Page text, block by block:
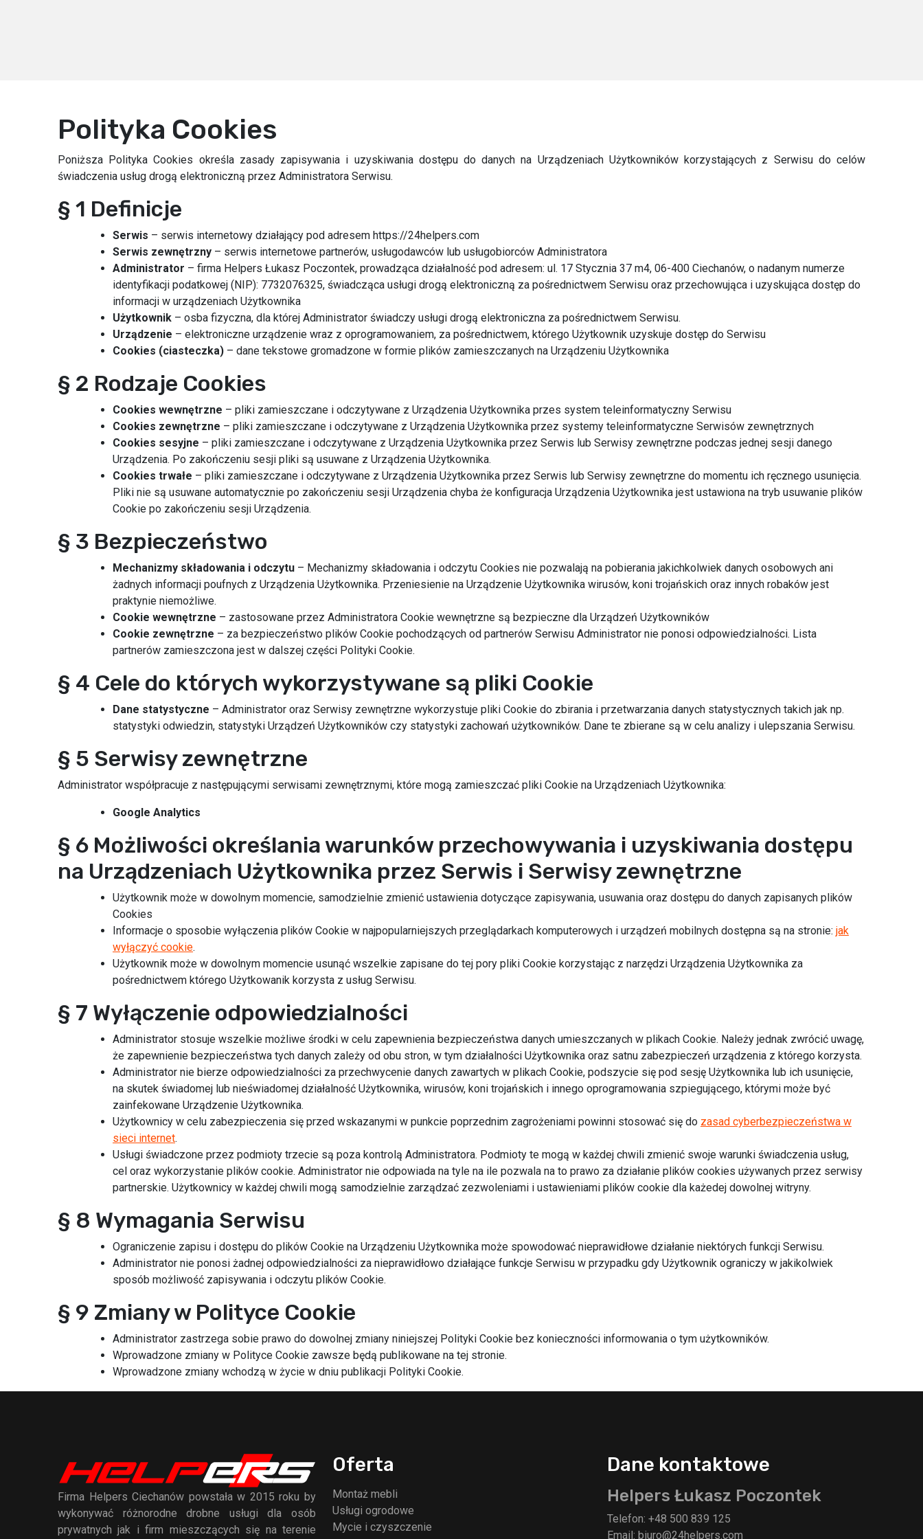
Polityka Cookies
Poniższa Polityka Cookies określa zasady zapisywania i uzyskiwania dostępu do danych na Urządzeniach Użytkowników korzystających z Serwisu do celów
świadczenia usług drogą elektroniczną przez Administratora Serwisu.
§ 1 Definicje
Serwis – serwis internetowy działający pod adresem https://24helpers.com
Serwis zewnętrzny – serwis internetowe partnerów, usługodawców lub usługobiorców Administratora
Administrator – firma Helpers Łukasz Poczontek, prowadząca działalność pod adresem: ul. 17 Stycznia 37 m4, 06-400 Ciechanów, o nadanym numerze
identyfikacji podatkowej (NIP): 7732076325, świadcząca usługi drogą elektroniczną za pośrednictwem Serwisu oraz przechowująca i uzyskująca dostęp do
informacji w urządzeniach Użytkownika
Użytkownik – osba fizyczna, dla której Administrator świadczy usługi drogą elektroniczna za pośrednictwem Serwisu.
Urządzenie – elektroniczne urządzenie wraz z oprogramowaniem, za pośrednictwem, którego Użytkownik uzyskuje dostęp do Serwisu
Cookies (ciasteczka) – dane tekstowe gromadzone w formie plików zamieszczanych na Urządzeniu Użytkownika
§ 2 Rodzaje Cookies
Cookies wewnętrzne – pliki zamieszczane i odczytywane z Urządzenia Użytkownika przes system teleinformatyczny Serwisu
Cookies zewnętrzne – pliki zamieszczane i odczytywane z Urządzenia Użytkownika przez systemy teleinformatyczne Serwisów zewnętrznych
Cookies sesyjne – pliki zamieszczane i odczytywane z Urządzenia Użytkownika przez Serwis lub Serwisy zewnętrzne podczas jednej sesji danego
Urządzenia. Po zakończeniu sesji pliki są usuwane z Urządzenia Użytkownika.
Cookies trwałe – pliki zamieszczane i odczytywane z Urządzenia Użytkownika przez Serwis lub Serwisy zewnętrzne do momentu ich ręcznego usunięcia.
Pliki nie są usuwane automatycznie po zakończeniu sesji Urządzenia chyba że konfiguracja Urządzenia Użytkownika jest ustawiona na tryb usuwanie plików
Cookie po zakończeniu sesji Urządzenia.
§ 3 Bezpieczeństwo
Mechanizmy składowania i odczytu – Mechanizmy składowania i odczytu Cookies nie pozwalają na pobierania jakichkolwiek danych osobowych ani
żadnych informacji poufnych z Urządzenia Użytkownika. Przeniesienie na Urządzenie Użytkownika wirusów, koni trojańskich oraz innych robaków jest
praktynie niemożliwe.
Cookie wewnętrzne – zastosowane przez Administratora Cookie wewnętrzne są bezpieczne dla Urządzeń Użytkowników
Cookie zewnętrzne – za bezpieczeństwo plików Cookie pochodzących od partnerów Serwisu Administrator nie ponosi odpowiedzialności. Lista
partnerów zamieszczona jest w dalszej części Polityki Cookie.
§ 4 Cele do których wykorzystywane są pliki Cookie
Dane statystyczne – Administrator oraz Serwisy zewnętrzne wykorzystuje pliki Cookie do zbirania i przetwarzania danych statystycznych takich jak np.
statystyki odwiedzin, statystyki Urządzeń Użytkowników czy statystyki zachowań użytkowników. Dane te zbierane są w celu analizy i ulepszania Serwisu.
§ 5 Serwisy zewnętrzne
Administrator współpracuje z następującymi serwisami zewnętrznymi, które mogą zamieszczać pliki Cookie na Urządzeniach Użytkownika:
Google Analytics
§ 6 Możliwości określania warunków przechowywania i uzyskiwania dostępu
na Urządzeniach Użytkownika przez Serwis i Serwisy zewnętrzne
Użytkownik może w dowolnym momencie, samodzielnie zmienić ustawienia dotyczące zapisywania, usuwania oraz dostępu do danych zapisanych plików
Cookies
Informacje o sposobie wyłączenia plików Cookie w najpopularniejszych przeglądarkach komputerowych i urządzeń mobilnych dostępna są na stronie: jak
wyłączyć cookie.
Użytkownik może w dowolnym momencie usunąć wszelkie zapisane do tej pory pliki Cookie korzystając z narzędzi Urządzenia Użytkownika za
pośrednictwem którego Użytkowanik korzysta z usług Serwisu.
§ 7 Wyłączenie odpowiedzialności
Administrator stosuje wszelkie możliwe środki w celu zapewnienia bezpieczeństwa danych umieszczanych w plikach Cookie. Należy jednak zwrócić uwagę,
że zapewnienie bezpieczeństwa tych danych zależy od obu stron, w tym działalności Użytkownika oraz satnu zabezpieczeń urządzenia z którego korzysta.
Administrator nie bierze odpowiedzialności za przechwycenie danych zawartych w plikach Cookie, podszycie się pod sesję Użytkownika lub ich usunięcie,
na skutek świadomej lub nieświadomej działalność Użytkownika, wirusów, koni trojańskich i innego oprogramowania szpiegującego, którymi może być
zainfekowane Urządzenie Użytkownika.
Użytkownicy w celu zabezpieczenia się przed wskazanymi w punkcie poprzednim zagrożeniami powinni stosować się do zasad cyberbezpieczeństwa w
sieci internet.
Usługi świadczone przez podmioty trzecie są poza kontrolą Administratora. Podmioty te mogą w każdej chwili zmienić swoje warunki świadczenia usług,
cel oraz wykorzystanie plików cookie. Administrator nie odpowiada na tyle na ile pozwala na to prawo za działanie plików cookies używanych przez serwisy
partnerskie. Użytkownicy w każdej chwili mogą samodzielnie zarządzać zezwoleniami i ustawieniami plików cookie dla każedej dowolnej witryny.
§ 8 Wymagania Serwisu
Ograniczenie zapisu i dostępu do plików Cookie na Urządzeniu Użytkownika może spowodować nieprawidłowe działanie niektórych funkcji Serwisu.
Administrator nie ponosi żadnej odpowiedzialności za nieprawidłowo działające funkcje Serwisu w przypadku gdy Użytkownik ograniczy w jakikolwiek
sposób możliwość zapisywania i odczytu plików Cookie.
§ 9 Zmiany w Polityce Cookie
Administrator zastrzega sobie prawo do dowolnej zmiany niniejszej Polityki Cookie bez konieczności informowania o tym użytkowników.
Wprowadzone zmiany w Polityce Cookie zawsze będą publikowane na tej stronie.
Wprowadzone zmiany wchodzą w życie w dniu publikacji Polityki Cookie.
Firma Helpers Ciechanów powstała w 2015 roku by
wykonywać różnorodne drobne usługi dla osób
prywatnych jak i firm mieszczących się na terenie
Oferta
Montaż mebli
Usługi ogrodowe
Mycie i czyszczenie
Dane kontaktowe
Helpers Łukasz Poczontek
Telefon: +48 500 839 125
Email: biuro@24helpers.com